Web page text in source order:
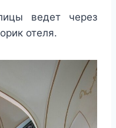
ведет через
отеля.